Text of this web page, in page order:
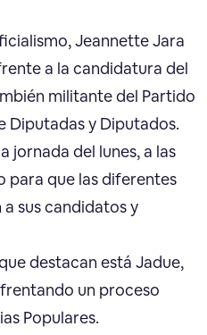
Jeannette Jara
a la candidatura del
militante del Partido
Diputadas y Diputados.
jornada del lunes, a las
para que las diferentes
sus candidatos y
destacan está Jadue,
un proceso
Populares.